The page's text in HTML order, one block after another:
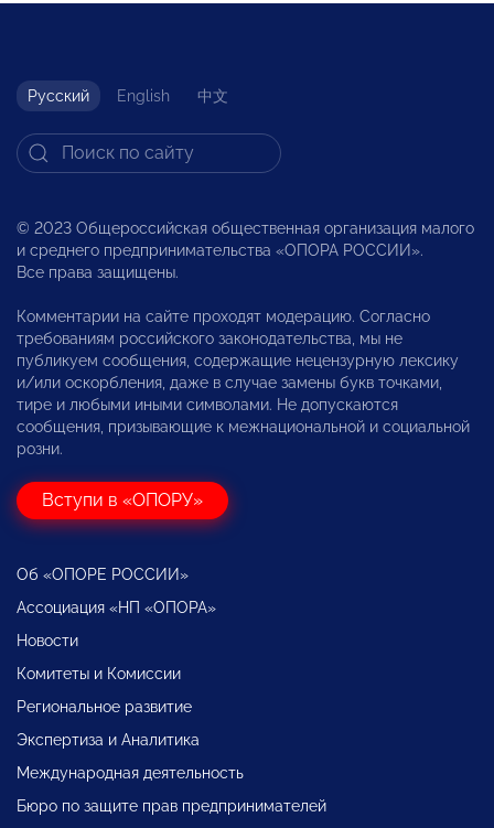
Русский English 中文
© 2023 Общероссийская общественная организация малого
и среднего предпринимательства «ОПОРА РОССИИ».
Все права защищены.
Комментарии на сайте проходят модерацию. Согласно
требованиям российского законодательства, мы не
публикуем сообщения, содержащие нецензурную лексику
и/или оскорбления, даже в случае замены букв точками,
тире и любыми иными символами. Не допускаются
сообщения, призывающие к межнациональной и социальной
розни.
Вступи в «ОПОРУ»
Об «ОПОРЕ РОССИИ»
Ассоциация «НП «ОПОРА»
Новости
Комитеты и Комиссии
Региональное развитие
Экспертиза и Аналитика
Международная деятельность
Бюро по защите прав предпринимателей